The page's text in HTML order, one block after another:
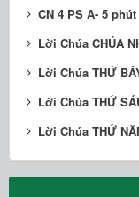
CN 4 PS A- 5
Lời Chúa CHÚA
Lời Chúa THỨ
Lời Chúa THỨ
Lời Chúa THỨ